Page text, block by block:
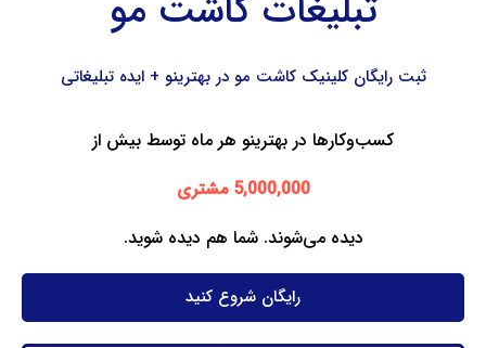
ثبت رایگان کلینیک کاشت مو در بهترینو + ایده تبلیغاتی
کسب‌وکارها در بهترینو هر ماه توسط بیش از
5,000,000 مشتری
دیده می‌شوند. شما هم دیده شوید.
رایگان شروع کنید